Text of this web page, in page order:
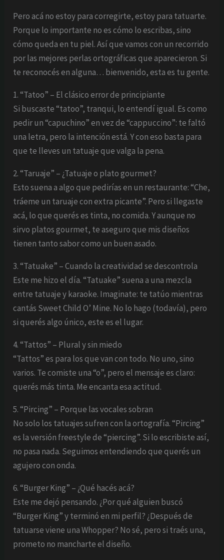
Pero acá no estoy para corregirte, estoy para tatuarte.
Porque lo importante no es cómo lo escribas, sino
cómo queda en tu piel. Así que vamos con un recorrido
por las mejores perlas ortográficas que aparecieron. Si
te reconocés en alguna… bienvenido, esta es tu gente.
1. “Tatoo” – El clásico error de principiante
Si buscaste “tatoo”, tranqui, lo entendí igual. Es como
pedir un “capuchino” en vez de “cappuccino”: te faltó
una letra, pero la intención está. Y con eso basta para
que te lleves un tatuaje que valga la pena.
2. “Taruaje” – ¿Tatuaje o plato gourmet?
Esto suena a algo que pedirías en un restaurante: “Che,
tráeme un taruaje con extra picante”. Pero si llegaste
acá, lo que querés es tinta, no comida. Y aunque no
sirvo platos gourmet, te aseguro que mis diseños
tienen tanto sabor como un buen asado.
3. “Tatuake” – Cuando la creatividad se descontrola
Este me hizo el día. “Tatuake” suena a una mezcla
entre tatuaje y karaoke. Imaginate: te tatúo mientras
cantás Sweet Child O’ Mine. No lo hago (todavía), pero
si querés algo único, este es el lugar.
4. “Tattos” – Plural y sin miedo
“Tattos” es para los que van con todo. No uno, sino
varios. Te comiste una “o”, pero el mensaje es claro:
querés más tinta. Me encanta esa actitud.
5. “Pircing” – Porque las vocales sobran
No solo los tatuajes sufren con la ortografía. “Pircing”
es la versión freestyle de “piercing”. Si lo escribiste así,
no pasa nada. Seguimos entendiendo que querés un
agujero con onda.
6. “Burger King” – ¿Qué hacés acá?
Este me dejó pensando. ¿Por qué alguien buscó
“Burger King” y terminó en mi perfil? ¿Después de
tatuarse viene una Whopper? No sé, pero si traés una,
prometo no mancharte el diseño.